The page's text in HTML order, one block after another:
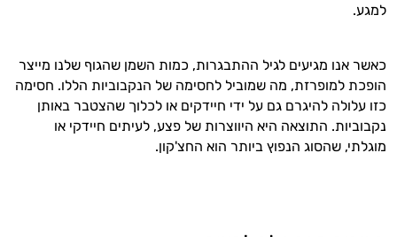
למגע.
כאשר אנו מגיעים לגיל ההתבגרות, כמות השמן שהגוף שלנו מייצר
הופכת למופרזת, מה שמוביל לחסימה של הנקבוביות הללו. חסימה
כזו עלולה להיגרם גם על ידי חיידקים או לכלוך שהצטבר באותן
נקבוביות. התוצאה היא היווצרות של פצע, לעיתים חיידקי או
מוגלתי, שהסוג הנפוץ ביותר הוא החצ'קון.
אני יועץ הבריאות האישי AI של טבע בריא.
התשובות שלי מבוססות על מאגרי מידע קליניים
וספרות מקצועית בתחומי הרפואה הטבעית
ותזונת הספורט.